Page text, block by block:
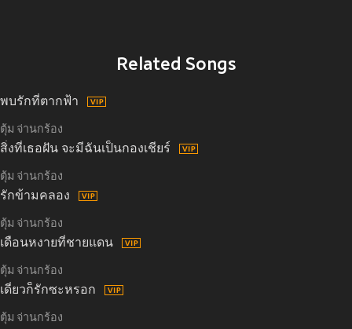
Related Songs
พบรักที่ตากฟ้า
ตุ้ม จ่านกร้อง
สิ่งที่เธอฝัน จะมีฉันเป็นกองเชียร์
ตุ้ม จ่านกร้อง
รักข้ามคลอง
ตุ้ม จ่านกร้อง
เดือนหงายที่ชายแดน
ตุ้ม จ่านกร้อง
เดี๋ยวก็รักซะหรอก
ตุ้ม จ่านกร้อง